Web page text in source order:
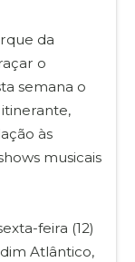
da
o
semana o
às
musicais
feira (12)
Atlântico,